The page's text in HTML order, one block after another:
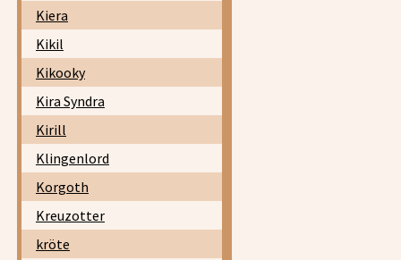
Kiera
Kikil
Kikooky
Kira Syndra
Kirill
Klingenlord
Korgoth
Kreuzotter
kröte